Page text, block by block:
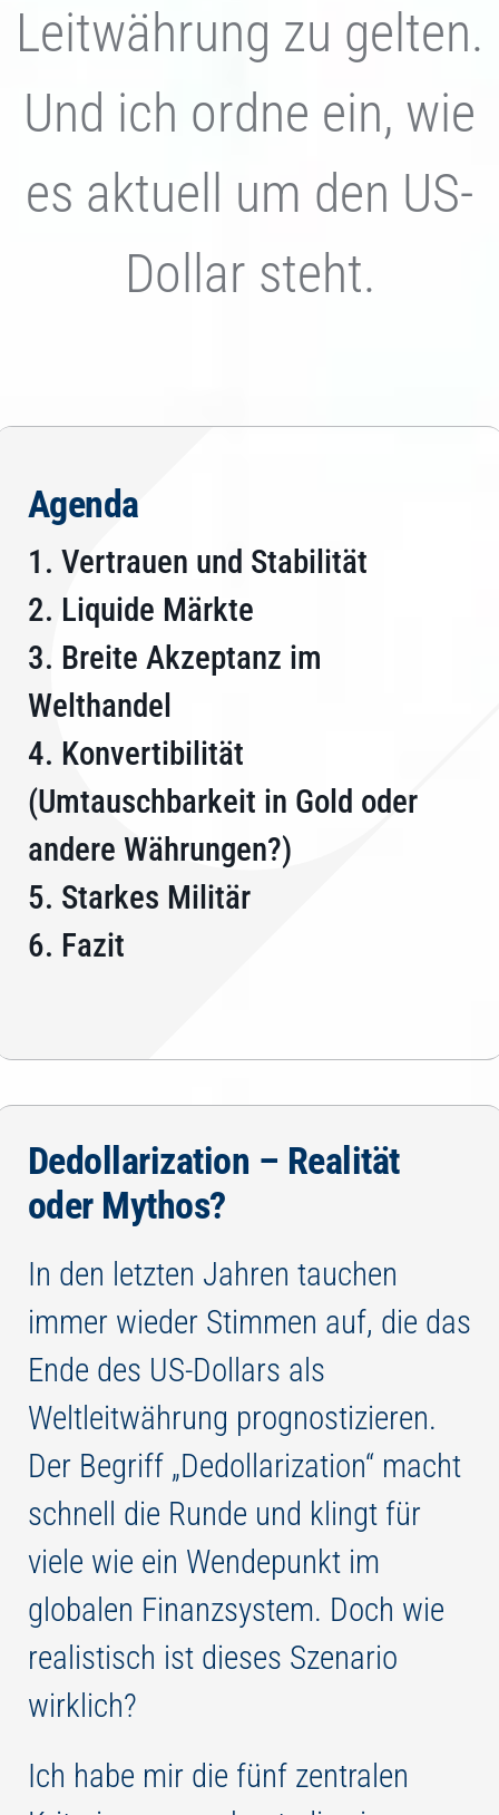
Leitwährung zu gelten.
Und ich ordne ein, wie
es aktuell um den US-
Dollar steht.
Agenda
1. Vertrauen und Stabilität
2. Liquide Märkte
3. Breite Akzeptanz im
Welthandel
4. Konvertibilität
(Umtauschbarkeit in Gold oder
andere Währungen?)
5. Starkes Militär
6. Fazit
Dedollarization – Realität
oder Mythos?
In den letzten Jahren tauchen
immer wieder Stimmen auf, die das
Ende des US-Dollars als
Weltleitwährung prognostizieren.
Der Begriff „Dedollarization“ macht
schnell die Runde und klingt für
viele wie ein Wendepunkt im
globalen Finanzsystem. Doch wie
realistisch ist dieses Szenario
wirklich?
Ich habe mir die fünf zentralen